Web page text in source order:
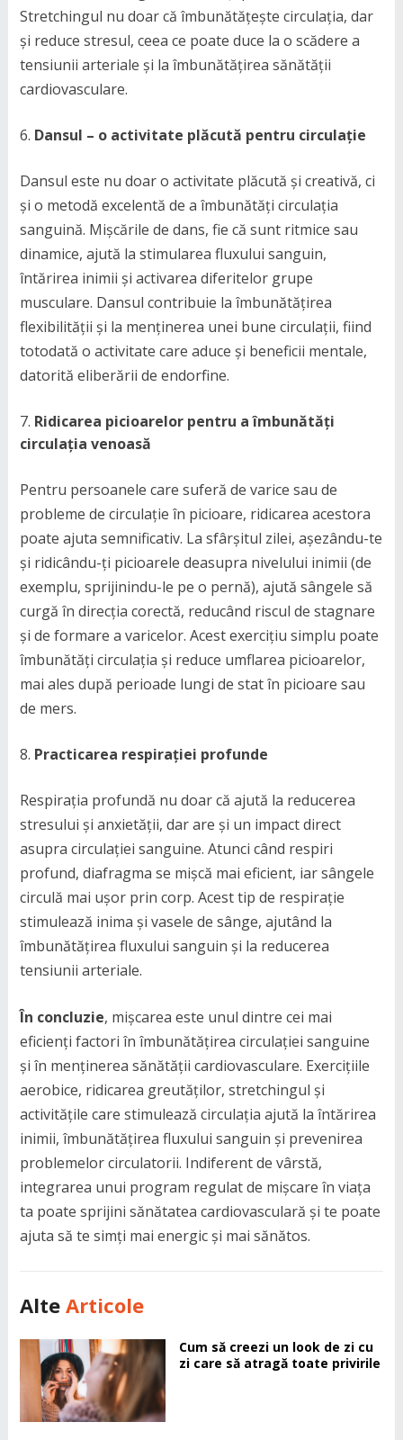
Stretchingul nu doar că îmbunătățește circulația, dar
și reduce stresul, ceea ce poate duce la o scădere a
tensiunii arteriale și la îmbunătățirea sănătății
cardiovasculare.
Dansul – o activitate plăcută pentru circulație
Dansul este nu doar o activitate plăcută și creativă, ci
și o metodă excelentă de a îmbunătăți circulația
sanguină. Mișcările de dans, fie că sunt ritmice sau
dinamice, ajută la stimularea fluxului sanguin,
întărirea inimii și activarea diferitelor grupe
musculare. Dansul contribuie la îmbunătățirea
flexibilității și la menținerea unei bune circulații, fiind
totodată o activitate care aduce și beneficii mentale,
datorită eliberării de endorfine.
Ridicarea picioarelor pentru a îmbunătăți
circulația venoasă
Pentru persoanele care suferă de varice sau de
probleme de circulație în picioare, ridicarea acestora
poate ajuta semnificativ. La sfârșitul zilei, așezându-te
și ridicându-ți picioarele deasupra nivelului inimii (de
exemplu, sprijinindu-le pe o pernă), ajută sângele să
curgă în direcția corectă, reducând riscul de stagnare
și de formare a varicelor. Acest exercițiu simplu poate
îmbunătăți circulația și reduce umflarea picioarelor,
mai ales după perioade lungi de stat în picioare sau
de mers.
Practicarea respirației profunde
Respirația profundă nu doar că ajută la reducerea
stresului și anxietății, dar are și un impact direct
asupra circulației sanguine. Atunci când respiri
profund, diafragma se mișcă mai eficient, iar sângele
circulă mai ușor prin corp. Acest tip de respirație
stimulează inima și vasele de sânge, ajutând la
îmbunătățirea fluxului sanguin și la reducerea
tensiunii arteriale.
În concluzie, mișcarea este unul dintre cei mai
eficienți factori în îmbunătățirea circulației sanguine
și în menținerea sănătății cardiovasculare. Exercițiile
aerobice, ridicarea greutăților, stretchingul și
activitățile care stimulează circulația ajută la întărirea
inimii, îmbunătățirea fluxului sanguin și prevenirea
problemelor circulatorii. Indiferent de vârstă,
integrarea unui program regulat de mișcare în viața
ta poate sprijini sănătatea cardiovasculară și te poate
ajuta să te simți mai energic și mai sănătos.
Alte Articole
Cum să creezi un look de zi cu
zi care să atragă toate privirile